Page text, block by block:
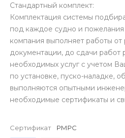
Стандартный комплект:
Комплектация системы
под каждое судно и пожелания
компания выполняет работы от
документации, до сдачи работ
необходимых услуг с учетом
по установке, пуско-наладке,
выполняются опытными
необходимые сертификаты и
Сертификат РМРС